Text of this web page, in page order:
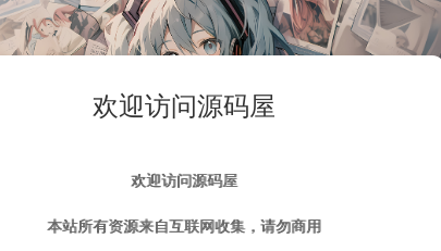
欢迎访问源码屋
欢迎访问源码屋
本站所有资源来自互联网收集，请勿商用